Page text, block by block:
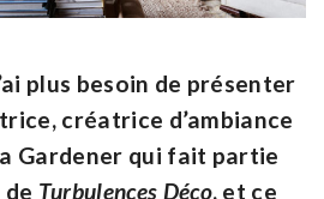
plus besoin de présenter
créatrice d’ambiance
Gardener qui fait partie
de Turbulences Déco, et ce